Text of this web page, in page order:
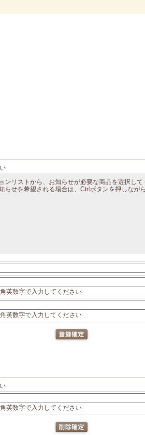
ンリストから、お知らせが必要な商品を選択して
らせを希望される場合は、Ctrlボタンを押しなが
英数字で入力してください
英数字で入力してください
英数字で入力してください